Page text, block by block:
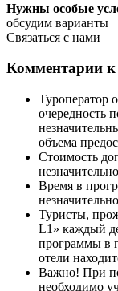
Нужны особые
обсудим варианты
Связаться с нами
Комментарии к
Туроператор
очередность
объема
Стоимость
Время в
Туристы,
L1» каждый
программы в
отели
Важно! При
необходимо